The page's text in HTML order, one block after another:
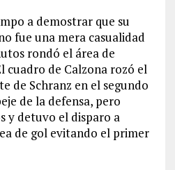
a demostrar que su
fue una mera casualidad
rondó el área de
cuadro de Calzona rozó el
de Schranz en el segundo
de la defensa, pero
y detuvo el disparo a
de gol evitando el primer